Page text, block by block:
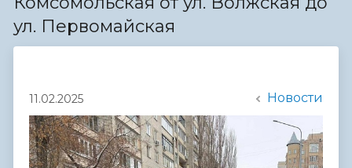
ул. Первомайская
11.02.2025 Новости